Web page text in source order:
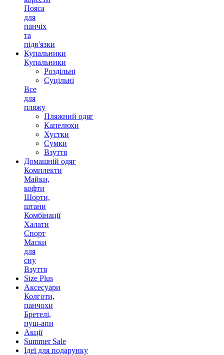
Пояса
для
панчіх
та
підв'язки
Купальники
Купальники
Роздільні
Суцільні
Все
для
пляжу
Пляжний одяг
Капелюхи
Хустки
Сумки
Взуття
Домашній одяг
Комплекти
Майки,
кофти
Шорти,
штани
Комбінації
Халати
Спорт
Маски
для
сну
Взуття
Size Plus
Аксесуари
Колготи,
панчохи
Бретелі,
пуш-апи
Акції
Summer Sale
Ідеї для подарунку